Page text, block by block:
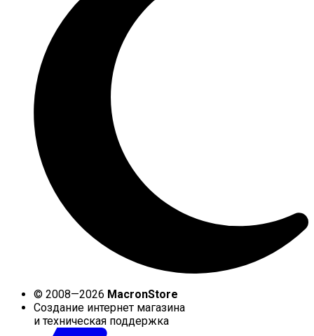
© 2008—2026 MacronStore
Создание интернет магазина
и техническая поддержка